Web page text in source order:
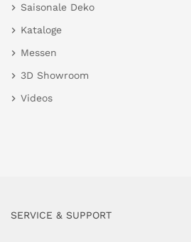
Saisonale Deko
Kataloge
Messen
3D Showroom
Videos
SERVICE & SUPPORT